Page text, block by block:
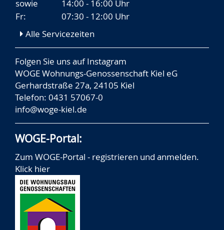
sowie
14:00 - 16:00 Uhr
Fr:
07:30 - 12:00 Uhr
Alle Servicezeiten
Folgen Sie uns aufInstagram
WOGE Wohnungs-Genossenschaft Kiel eG
Gerhardstraße 27a, 24105 Kiel
Telefon: 0431 57067-0
info@woge-kiel.de
WOGE-Portal:
Zum WOGE-Portal - registrieren und anmelden.
Klick hier